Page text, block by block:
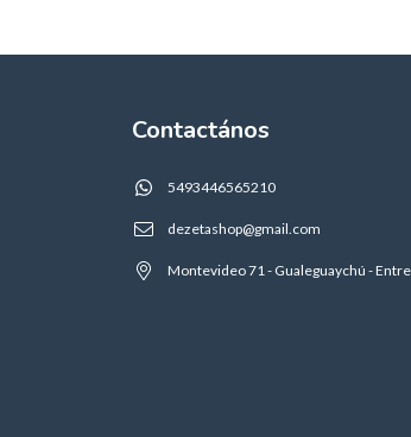
Contactános
5493446565210
dezetashop@gmail.com
Montevideo 71 - Gualeguaychú - Entre